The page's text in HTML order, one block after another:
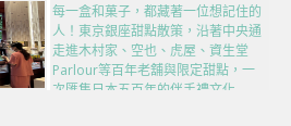
每一盒和菓子，都藏著一位想記住的
人！東京銀座甜點散策，沿著中央通
走進木村家、空也、虎屋、資生堂
Parlour等百年老舖與限定甜點，一
次匯集日本五百年的伴手禮文化